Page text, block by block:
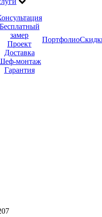
Бесплатный
замер
Проект
Доставка
монтаж
Гарантия
Портфолио